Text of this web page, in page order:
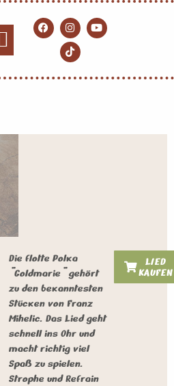
Die flotte Polka
"Goldmarie" gehört
zu den bekanntesten
Stücken von Franz
Mihelic. Das Lied geht
schnell ins Ohr und
macht richtig viel
Spaß zu spielen.
Strophe und Refrain
LIED
KAUFEN